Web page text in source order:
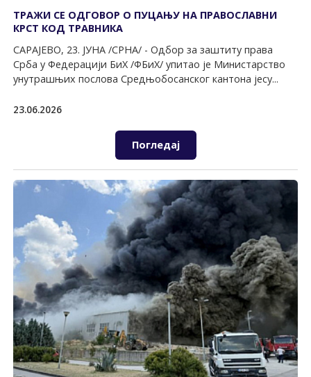
ТРАЖИ СЕ ОДГОВОР О ПУЦАЊУ НА ПРАВОСЛАВНИ
КРСТ КОД ТРАВНИКА
САРАЈЕВО, 23. ЈУНА /СРНА/ - Одбор за заштиту права
Срба у Федерацији БиХ /ФБиХ/ упитао је Министарство
унутрашњих послова Средњобосанског кантона јесу...
23.06.2026
Погледај